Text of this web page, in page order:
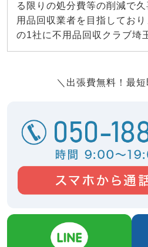
る限りの処分費等の削減で
用品回収業者を目指してお
の1社に不用品回収クラブ埼
＼出張費無料！最